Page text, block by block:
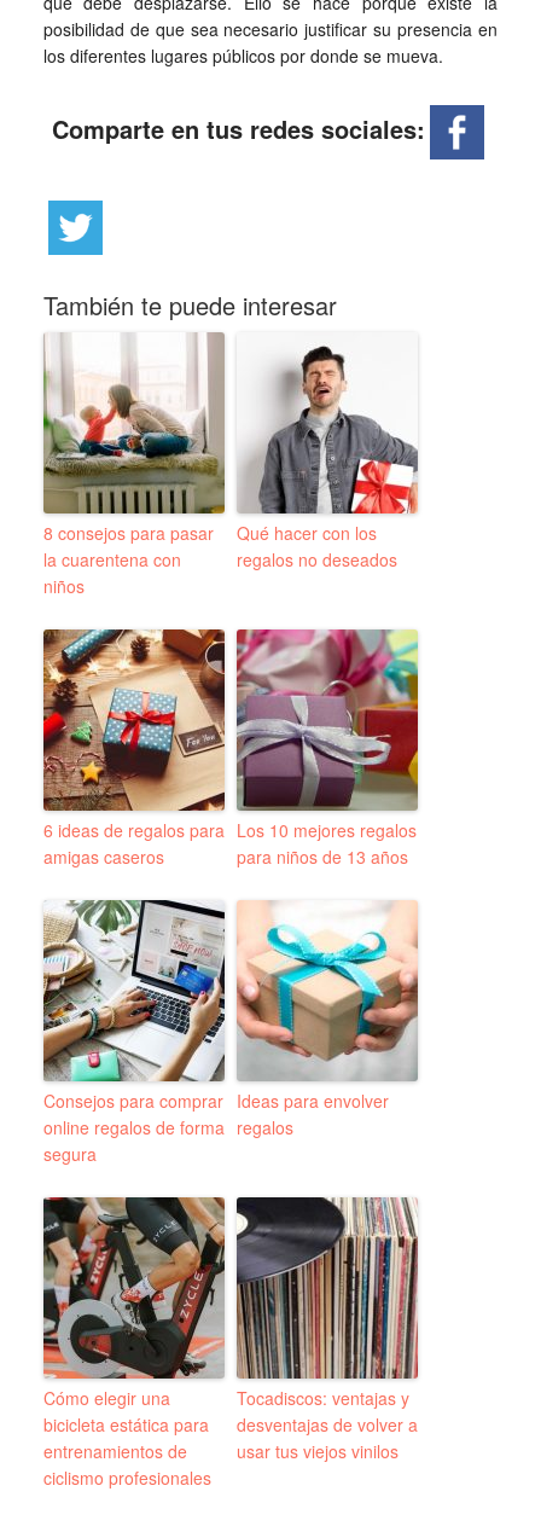
posibilidad de que sea necesario justificar su presencia en
los diferentes lugares públicos por donde se mueva.
Comparte en tus redes sociales:
También te puede interesar
8 consejos para pasar
la cuarentena con
niños
Qué hacer con los
regalos no deseados
6 ideas de regalos para
amigas caseros
Los 10 mejores regalos
para niños de 13 años
Consejos para comprar
online regalos de forma
segura
Ideas para envolver
regalos
Cómo elegir una
bicicleta estática para
entrenamientos de
ciclismo profesionales
Tocadiscos: ventajas y
desventajas de volver a
usar tus viejos vinilos